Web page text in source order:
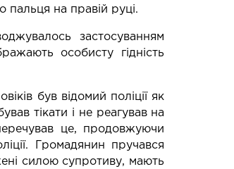
пальця на правій руці.
застосуванням
особисту гідність
був відомий поліції як
тікати і не реагував на
це, продовжуючи
Громадянин пручався
силою супротиву, мають